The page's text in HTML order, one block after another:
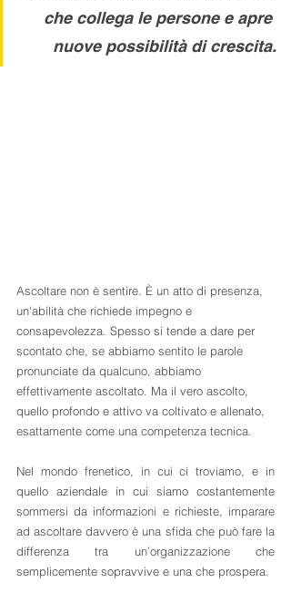
che collega le persone e apre
nuove possibilità di crescita.
Ascoltare non è sentire. È un atto di presenza,
un'abilità che richiede impegno e
consapevolezza. Spesso si tende a dare per
scontato che, se abbiamo sentito le parole
pronunciate da qualcuno, abbiamo
effettivamente ascoltato. Ma il vero ascolto,
quello profondo e attivo va coltivato e allenato,
esattamente come una competenza tecnica.
Nel mondo frenetico, in cui ci troviamo, e in
quello aziendale in cui siamo costantemente
sommersi da informazioni e richieste, imparare
ad ascoltare davvero è una sfida che può fare la
differenza tra un’organizzazione che
semplicemente sopravvive e una che prospera.